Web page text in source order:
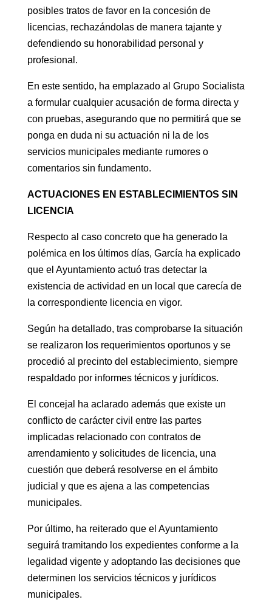
posibles tratos de favor en la concesión de
licencias, rechazándolas de manera tajante y
defendiendo su honorabilidad personal y
profesional.
En este sentido, ha emplazado al Grupo Socialista
a formular cualquier acusación de forma directa y
con pruebas, asegurando que no permitirá que se
ponga en duda ni su actuación ni la de los
servicios municipales mediante rumores o
comentarios sin fundamento.
ACTUACIONES EN ESTABLECIMIENTOS SIN
LICENCIA
Respecto al caso concreto que ha generado la
polémica en los últimos días, García ha explicado
que el Ayuntamiento actuó tras detectar la
existencia de actividad en un local que carecía de
la correspondiente licencia en vigor.
Según ha detallado, tras comprobarse la situación
se realizaron los requerimientos oportunos y se
procedió al precinto del establecimiento, siempre
respaldado por informes técnicos y jurídicos.
El concejal ha aclarado además que existe un
conflicto de carácter civil entre las partes
implicadas relacionado con contratos de
arrendamiento y solicitudes de licencia, una
cuestión que deberá resolverse en el ámbito
judicial y que es ajena a las competencias
municipales.
Por último, ha reiterado que el Ayuntamiento
seguirá tramitando los expedientes conforme a la
legalidad vigente y adoptando las decisiones que
determinen los servicios técnicos y jurídicos
municipales.